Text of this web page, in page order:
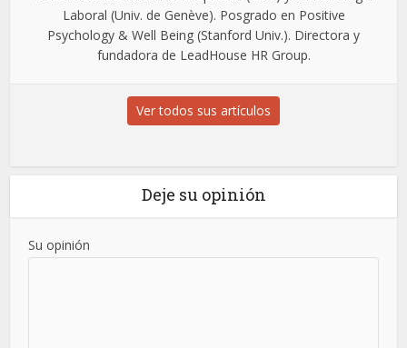
Laboral (Univ. de Genève). Posgrado en Positive
Psychology & Well Being (Stanford Univ.). Directora y
fundadora de LeadHouse HR Group.
Ver todos sus artículos
Deje su opinión
Su opinión